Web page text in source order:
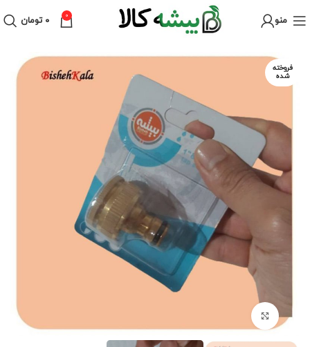
منو 0 ۰ تومان
فروخته
شده